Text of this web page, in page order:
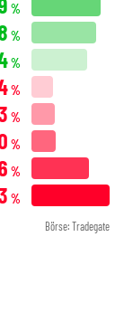
%
%
%
%
%
%
%
%
Börse: Tradegate